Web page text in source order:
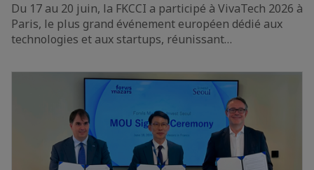
Du 17 au 20 juin, la FKCCI a participé à VivaTech 2026 à
Paris, le plus grand événement européen dédié aux
technologies et aux startups, réunissant…